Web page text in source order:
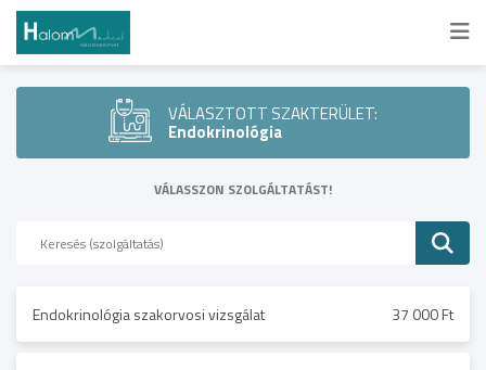
VÁLASZTOTT SZAKTERÜLET:
Endokrinológia
VÁLASSZON SZOLGÁLTATÁST!
Endokrinológia szakorvosi vizsgálat 37 000 Ft